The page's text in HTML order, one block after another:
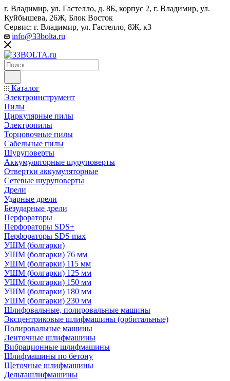
г. Владимир, ул. Гастелло, д. 8Б, корпус 2, г. Владимир, ул. ​
Куйбышева, 26Ж, Блок Восток
Сервис: г. Владимир, ул. Гастелло, 8Ж, к3
info@33bolta.ru
Каталог
Электроинструмент
Пилы
Циркулярные пилы
Электропилы
Торцовочные пилы
Сабельные пилы
Шуруповерты
Аккумуляторные шуруповерты
Отвертки аккумуляторные
Сетевые шуруповерты
Дрели
Ударные дрели
Безударные дрели
Перфораторы
Перфораторы SDS+
Перфораторы SDS max
УШМ (болгарки)
УШМ (болгарки) 76 мм
УШМ (болгарки) 115 мм
УШМ (болгарки) 125 мм
УШМ (болгарки) 150 мм
УШМ (болгарки) 180 мм
УШМ (болгарки) 230 мм
Шлифовальные, полировальные машины
Эксцентриковые шлифмашины (орбитальные)
Полировальные машины
Ленточные шлифмашины
Вибрационные шлифмашины
Шлифмашины по бетону
Щеточные шлифмашины
Дельташлифмашины